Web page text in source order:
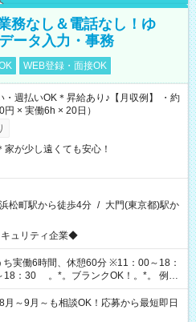
務なし＆電話なし！ゆ
ータ入力・事務
WEB登録・面接OK
週払いOK＊昇給あり♪【月収例】 ・約
× 実働6h × 20日）
が少し遠くても安心！
浜松町駅から徒歩4分 / 大門(東京都)駅か
ュリティ企業◆
実働6時間、休憩60分 ※11：00～18：
OK！。*。 例え
/事務/コールセンター/受付/販売/カフェ
ホテルフロント/化粧品販売/など 様々な
れています♪
月～9月～も相談OK！応募から最短即日